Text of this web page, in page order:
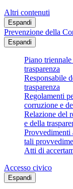
Altri contenuti
Espandi
Prevenzione della
Espandi
Piano
trasparenza
Responsabile
trasparenza
Regolamenti
corruzione e
Relazione del
e della
Provvedimenti
tali
Atti di
Accesso civico
Espandi